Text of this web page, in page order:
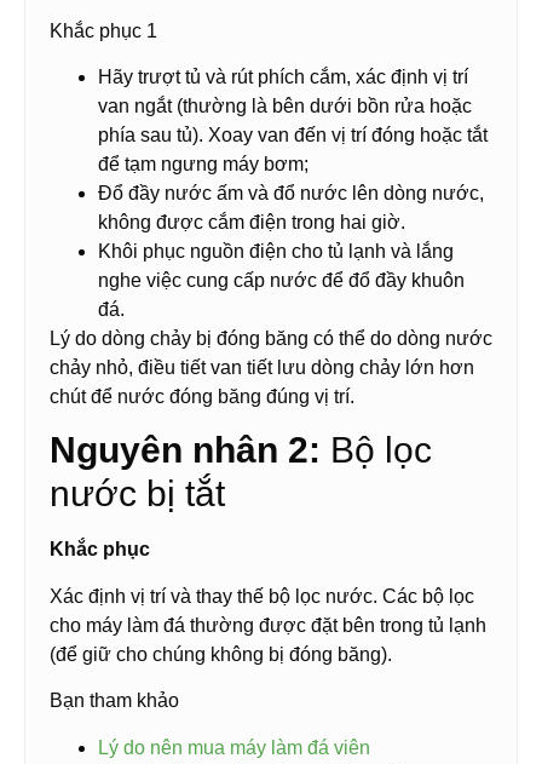
Khắc phục 1
Hãy trượt tủ và rút phích cắm, xác định vị trí
van ngắt (thường là bên dưới bồn rửa hoặc
phía sau tủ). Xoay van đến vị trí đóng hoặc tắt
để tạm ngưng máy bơm;
Đổ đầy nước ấm và đổ nước lên dòng nước,
không được cắm điện trong hai giờ.
Khôi phục nguồn điện cho tủ lạnh và lắng
nghe việc cung cấp nước để đổ đầy khuôn
đá.
Lý do dòng chảy bị đóng băng có thể do dòng nước
chảy nhỏ, điều tiết van tiết lưu dòng chảy lớn hơn
chút để nước đóng băng đúng vị trí.
Nguyên nhân 2: Bộ lọc
nước bị tắt
Khắc phục
Xác định vị trí và thay thế bộ lọc nước. Các bộ lọc
cho máy làm đá thường được đặt bên trong tủ lạnh
(để giữ cho chúng không bị đóng băng).
Bạn tham khảo
Lý do nên mua máy làm đá viên